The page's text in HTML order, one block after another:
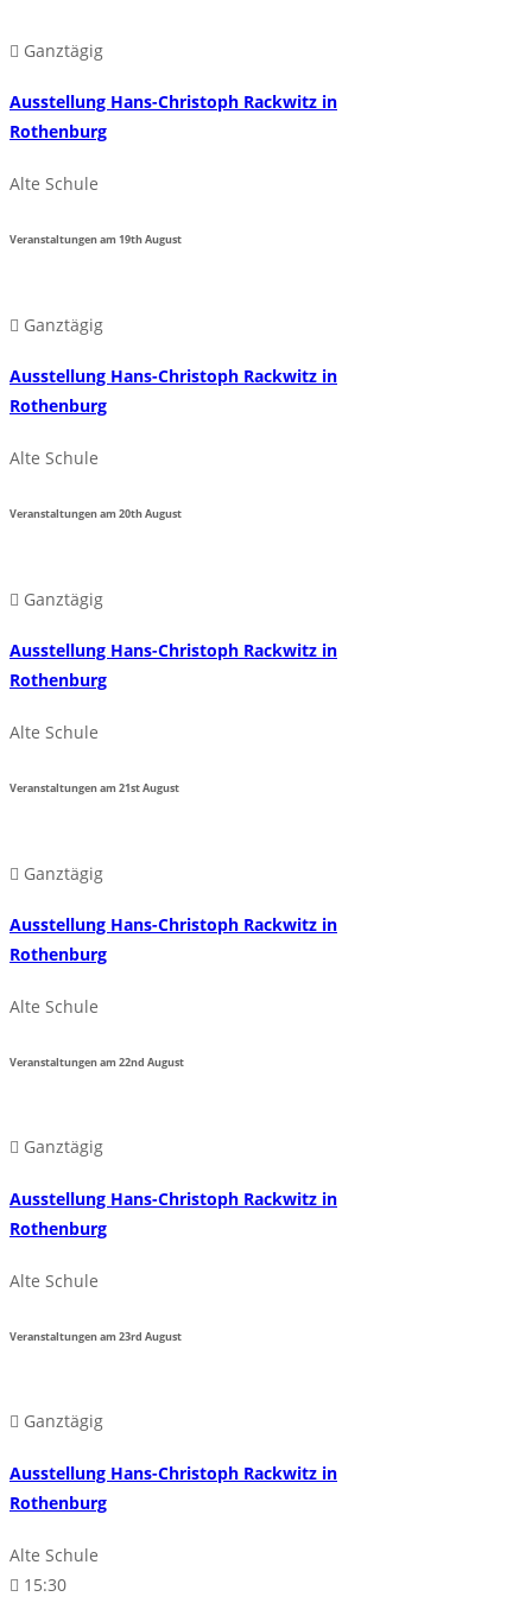
Ganztägig
Ausstellung Hans-Christoph Rackwitz in
Rothenburg
Alte Schule
Veranstaltungen am19thAugust
Ganztägig
Ausstellung Hans-Christoph Rackwitz in
Rothenburg
Alte Schule
Veranstaltungen am20thAugust
Ganztägig
Ausstellung Hans-Christoph Rackwitz in
Rothenburg
Alte Schule
Veranstaltungen am21stAugust
Ganztägig
Ausstellung Hans-Christoph Rackwitz in
Rothenburg
Alte Schule
Veranstaltungen am22nd August
Ganztägig
Ausstellung Hans-Christoph Rackwitz in
Rothenburg
Alte Schule
Veranstaltungen am23rd August
Ganztägig
Ausstellung Hans-Christoph Rackwitz in
Rothenburg
Alte Schule
15:30